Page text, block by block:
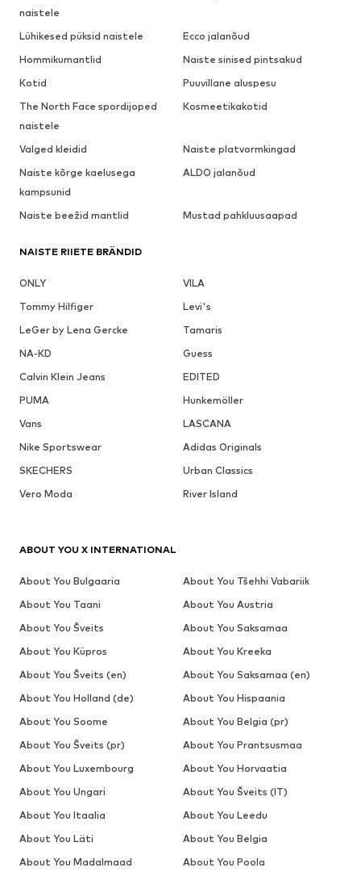
naistele
Lühikesed püksid naistele
Ecco jalanõud
Hommikumantlid
Naiste sinised pintsakud
Kotid
Puuvillane aluspesu
The North Face spordijoped
naistele
Kosmeetikakotid
Valged kleidid
Naiste platvormkingad
Naiste kõrge kaelusega
kampsunid
ALDO jalanõud
Naiste beežid mantlid Mustad pahkluusaapad
NAISTE RIIETE BRÄNDID
ONLY
VILA
Tommy Hilfiger
Levi's
LeGer by Lena Gercke
Tamaris
NA-KD
Guess
Calvin Klein Jeans
EDITED
PUMA
Hunkemöller
Vans
LASCANA
Nike Sportswear
Adidas Originals
SKECHERS
Urban Classics
Vero Moda
River Island
ABOUT YOU X INTERNATIONAL
About You Bulgaaria
About You Tšehhi Vabariik
About You Taani
About You Austria
About You Šveits
About You Saksamaa
About You Küpros
About You Kreeka
About You Šveits (en)
About You Saksamaa (en)
About You Holland (de)
About You Hispaania
About You Soome
About You Belgia (pr)
About You Šveits (pr)
About You Prantsusmaa
About You Luxembourg
About You Horvaatia
About You Ungari
About You Šveits (IT)
About You Itaalia
About You Leedu
About You Läti
About You Belgia
About You Madalmaad
About You Poola